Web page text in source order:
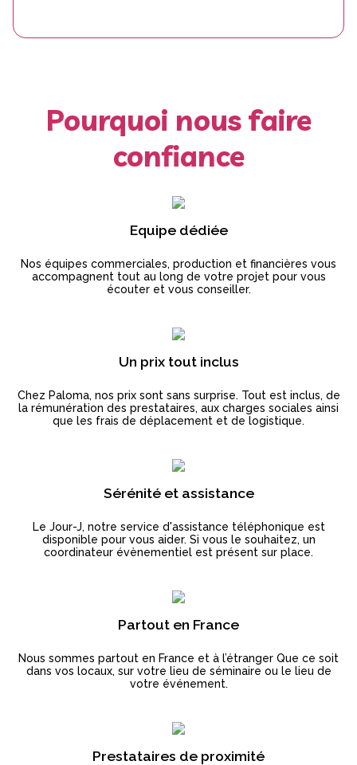
Pourquoi nous faire
confiance
Equipe dédiée
Nos équipes commerciales, production et financières vous
accompagnent tout au long de votre projet pour vous
écouter et vous conseiller.
Un prix tout inclus
Chez Paloma, nos prix sont sans surprise. Tout est inclus, de
la rémunération des prestataires, aux charges sociales ainsi
que les frais de déplacement et de logistique.
Sérénité et assistance
Le Jour-J, notre service d'assistance téléphonique est
disponible pour vous aider. Si vous le souhaitez, un
coordinateur évènementiel est présent sur place.
Partout en France
Nous sommes partout en France et à l’étranger Que ce soit
dans vos locaux, sur votre lieu de séminaire ou le lieu de
votre événement.
Prestataires de proximité